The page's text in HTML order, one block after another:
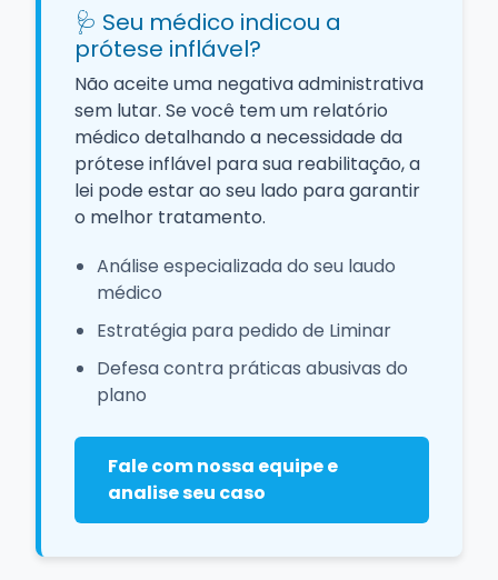
🩺 Seu médico indicou a
prótese inflável?
Não aceite uma negativa administrativa
sem lutar. Se você tem um relatório
médico detalhando a necessidade da
prótese inflável para sua reabilitação, a
lei pode estar ao seu lado para garantir
o melhor tratamento.
Análise especializada do seu laudo
médico
Estratégia para pedido de Liminar
Defesa contra práticas abusivas do
plano
Fale com nossa equipe e
analise seu caso